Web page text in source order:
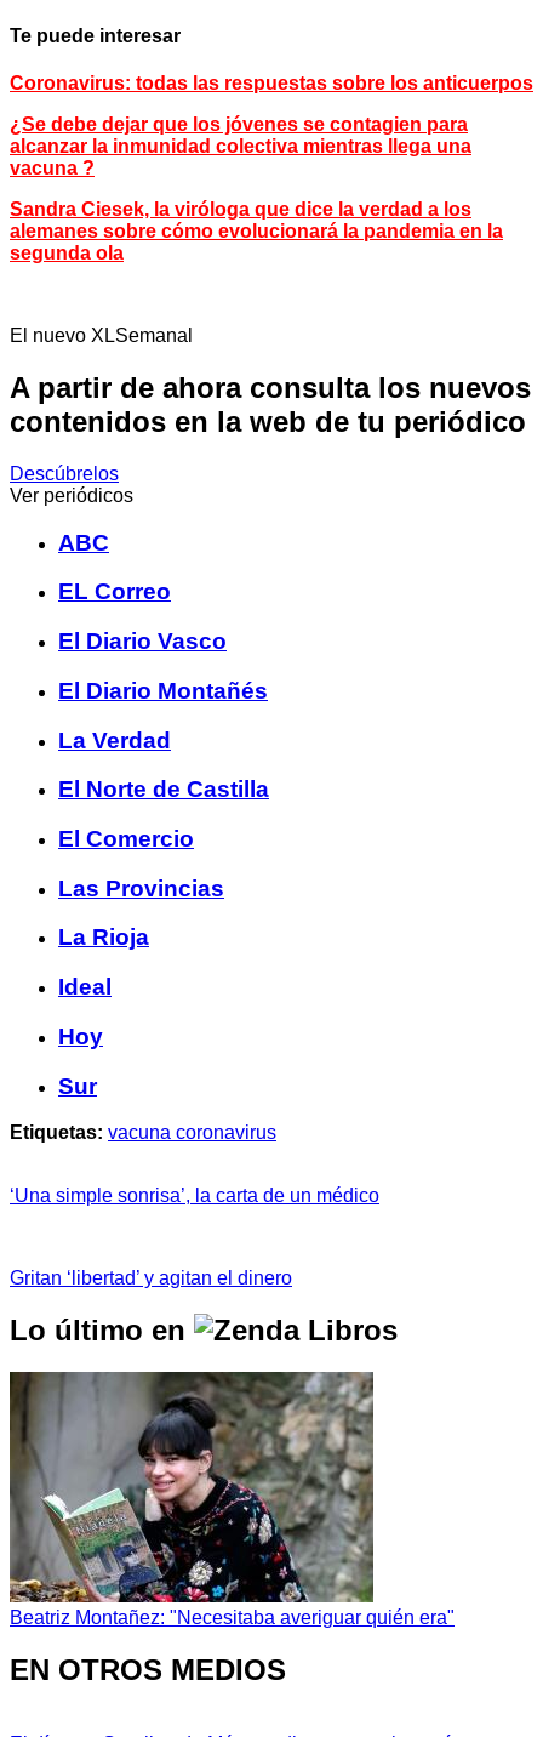
Te puede interesar
Coronavirus: todas las respuestas sobre los anticuerpos
¿Se debe dejar que los jóvenes se contagien para
alcanzar la inmunidad colectiva mientras llega una
vacuna ?
Sandra Ciesek, la viróloga que dice la verdad a los
alemanes sobre cómo evolucionará la pandemia en la
segunda ola
El nuevo XLSemanal
A partir de ahora consulta los nuevos
contenidos en la web de tu periódico
Descúbrelos
Ver periódicos
ABC
EL Correo
El Diario Vasco
El Diario Montañés
La Verdad
El Norte de Castilla
El Comercio
Las Provincias
La Rioja
Ideal
Hoy
Sur
Etiquetas: vacuna coronavirus
‘Una simple sonrisa’, la carta de un médico
Gritan ‘libertad’ y agitan el dinero
Lo último en
Beatriz Montañez: "Necesitaba averiguar quién era"
EN OTROS MEDIOS